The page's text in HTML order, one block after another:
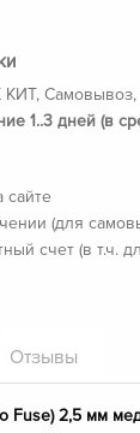
КИТ, Самовывоз,
1..3 дней (в
сайте
(для
счет (в т.ч.
Отзывы
Fuse) 2,5 мм